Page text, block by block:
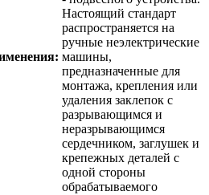
Настоящий стандарт
распространяется на
ручные неэлектрические
машины,
предназначенные для
монтажа, крепления или
удаления заклепок с
разрывающимся и
неразрывающимся
сердечником, заглушек и
крепежных деталей с
одной стороны
обрабатываемого